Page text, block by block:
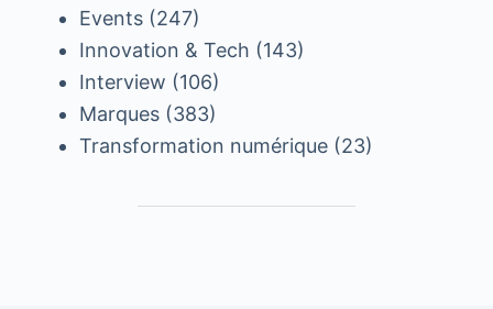
Events(247)
Innovation & Tech (143)
Interview (106)
Marques(383)
Transformation numérique(23)